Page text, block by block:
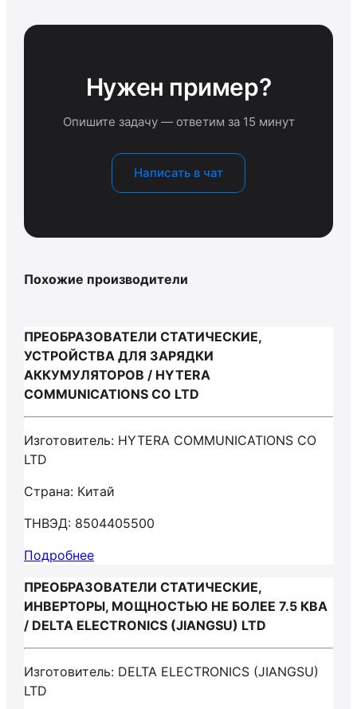
Нужен пример?
Опишите задачу — ответим за 15 минут
Написать в чат
Похожие производители
ПРЕОБРАЗОВАТЕЛИ СТАТИЧЕСКИЕ,
УСТРОЙСТВА ДЛЯ ЗАРЯДКИ
АККУМУЛЯТОРОВ / HYTERA
COMMUNICATIONS CO LTD
Изготовитель: HYTERA COMMUNICATIONS CO
LTD
Страна: Китай
ТНВЭД: 8504405500
Подробнее
ПРЕОБРАЗОВАТЕЛИ СТАТИЧЕСКИЕ,
ИНВЕРТОРЫ, МОЩНОСТЬЮ НЕ БОЛЕЕ 7.5 КВА
/ DELTA ELECTRONICS (JIANGSU) LTD
Изготовитель: DELTA ELECTRONICS (JIANGSU)
LTD